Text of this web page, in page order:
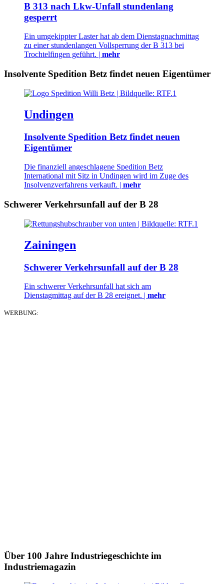
B 313 nach Lkw-Unfall stundenlang
gesperrt
Ein umgekippter Laster hat ab dem Dienstagnachmittag
zu einer stundenlangen Vollsperrung der B 313 bei
Trochtelfingen geführt. | mehr
Insolvente Spedition Betz findet neuen Eigentümer
Undingen
Insolvente Spedition Betz findet neuen
Eigentümer
Die finanziell angeschlagene Spedition Betz
International mit Sitz in Undingen wird im Zuge des
Insolvenzverfahrens verkauft. | mehr
Schwerer Verkehrsunfall auf der B 28
Zainingen
Schwerer Verkehrsunfall auf der B 28
Ein schwerer Verkehrsunfall hat sich am
Dienstagmittag auf der B 28 ereignet. | mehr
WERBUNG:
Über 100 Jahre Industriegeschichte im
Industriemagazin